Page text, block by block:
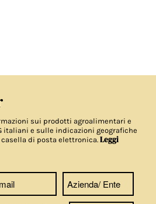
sui prodotti agroalimentari e
italiani e sulle indicazioni geografiche
di posta elettronica.Leggi